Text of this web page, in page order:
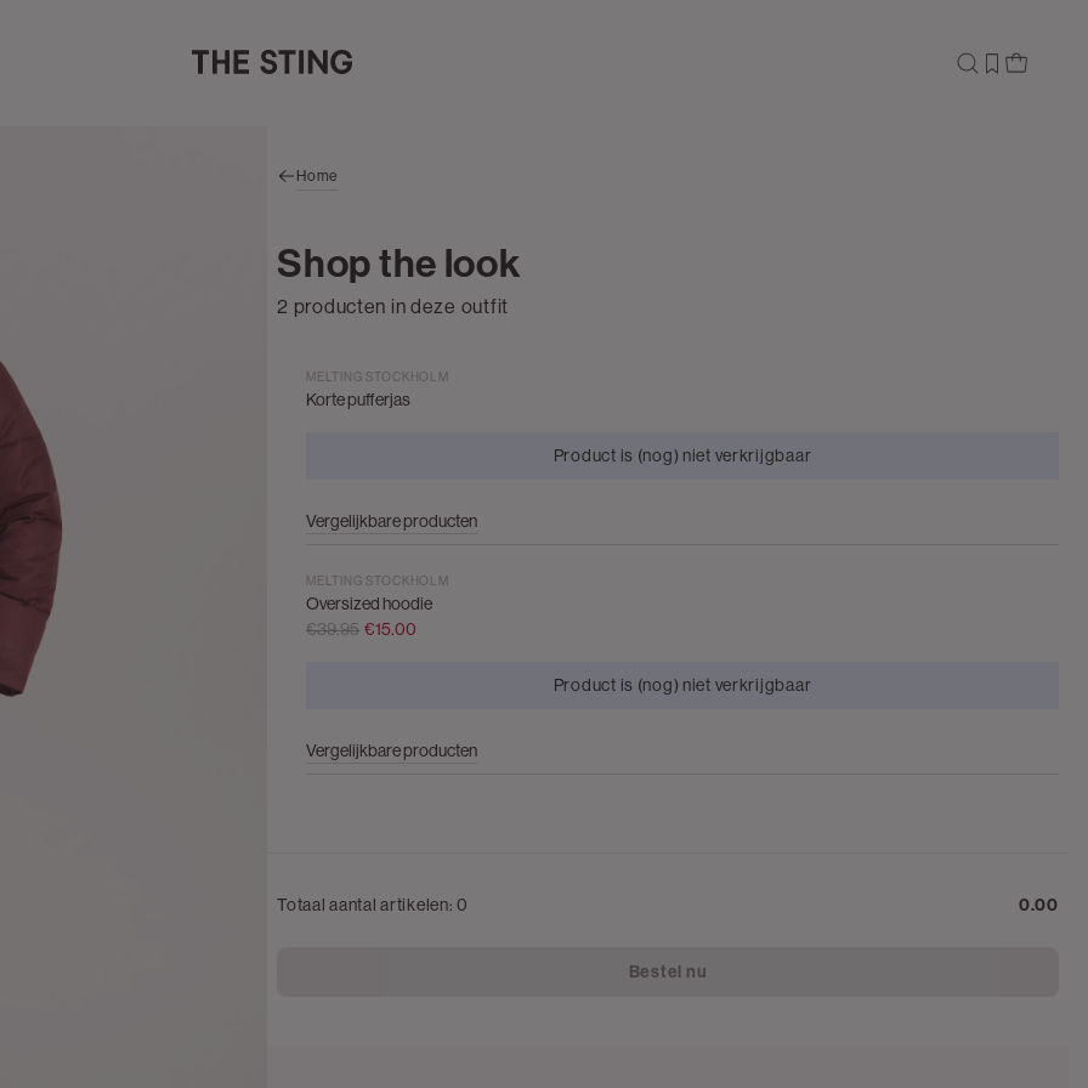
Home
Shop the look
2 producten in deze outfit
MELTING STOCKHOLM
Korte pufferjas
Product is (nog) niet verkrijgbaar
Vergelijkbare producten
MELTING STOCKHOLM
Oversized hoodie
€39.95 €15.00
Product is (nog) niet verkrijgbaar
Vergelijkbare producten
Totaal aantal artikelen:0 0.00
Bestel nu